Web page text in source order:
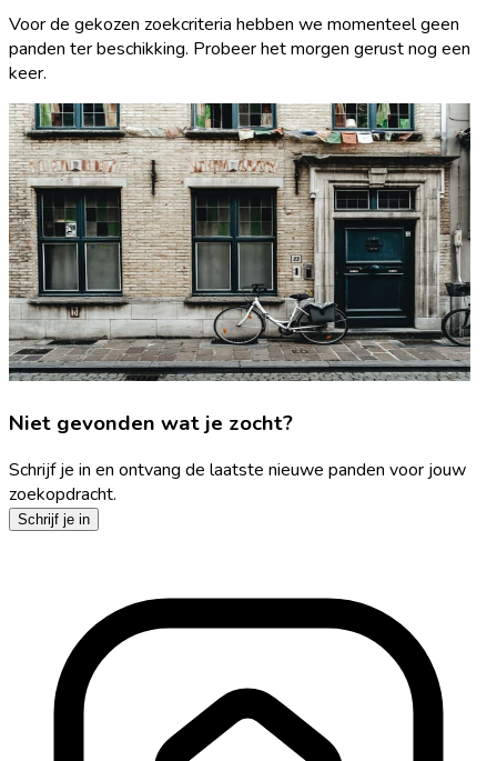
Voor de gekozen zoekcriteria hebben we momenteel geen
panden ter beschikking. Probeer het morgen gerust nog een
keer.
Niet gevonden wat je zocht?
Schrijf je in en ontvang de laatste nieuwe panden voor jouw
zoekopdracht.
Schrijf je in